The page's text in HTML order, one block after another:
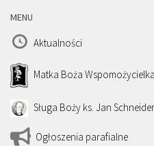
MENU
Aktualności
Matka Boża
Sługa Boży ks. Jan Schneider
Ogłoszenia parafialne